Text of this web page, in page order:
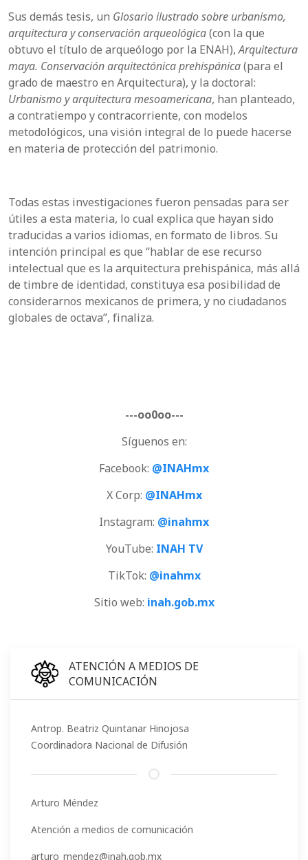
Sus demás tesis, un Glosario ilustrado sobre urbanismo,
arquitectura y conservación arqueológica(con la que
obtuvo el título de arqueólogo por la ENAH),Arquitectura
maya. Conservación arquitectónica prehispánica(para el
grado de maestro en Arquitectura), y la doctoral:
Urbanismo y arquitectura mesoamericana, han planteado,
a contratiempo y contracorriente, con modelos
metodológicos, una visión integral de lo puede hacerse
en materia de protección del patrimonio.
Todas estas investigaciones fueron pensadas para ser
útiles a esta materia, lo cual explica que hayan sido
traducidas a varios idiomas, en formato de libros. Su
intención principal es que “hablar de ese recurso
intelectual que es la arquitectura prehispánica, más allá
de timbre de identidad, constituya esa posibilidad de
considerarnos mexicanos de primera, y no ciudadanos
globales de octava”, finaliza.
---oo0oo---
Síguenos en:
Facebook: @INAHmx
X Corp: @INAHmx
Instagram: @inahmx
YouTube: INAH TV
TikTok: @inahmx
Sitio web: inah.gob.mx
ATENCIÓN A MEDIOS DE
COMUNICACIÓN
Antrop. Beatriz Quintanar Hinojosa
Coordinadora Nacional de Difusión
Arturo Méndez
Atención a medios de comunicación
arturo_mendez@inah.gob.mx